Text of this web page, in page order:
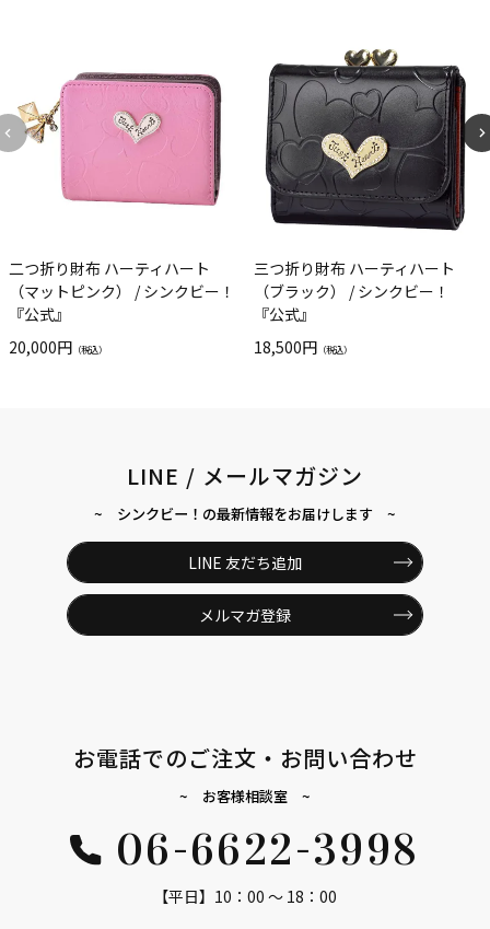
二つ折り財布 ハーティハート
（マットピンク） / シンクビー！
『公式』
20,000円 （税込）
三つ折り財布 ハーティハート
（ブラック） / シンクビー！
『公式』
18,500円 （税込）
LINE / メールマガジン
~ シンクビー！の最新情報をお届けします ~
LINE 友だち追加
メルマガ登録
お電話でのご注文・お問い合わせ
~ お客様相談室 ~
06-6622-3998
【平日】10：00 ～ 18：00